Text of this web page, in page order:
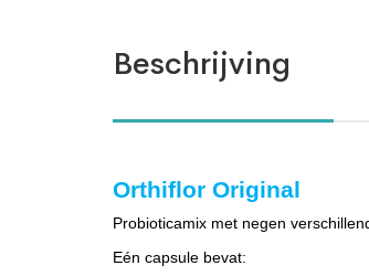
Beschrijving
Orthiflor Original
Probioticamix met negen
Eén capsule bevat: